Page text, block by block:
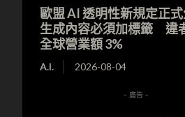
歐盟 AI 透明性新規定正
生成內容必須加標籤 違
全球營業額 3%
A.I. 2026-08-04
- 廣告 -